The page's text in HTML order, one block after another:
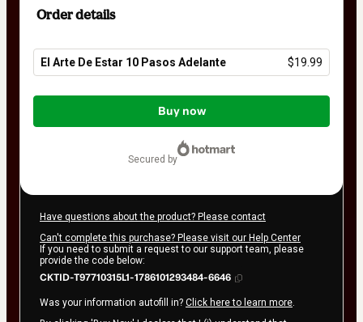
Order details
El Arte De Estar 10 Pasos Adelante $19.99
Total
$19.99
Buy now
secured by
Have questions about the product? Please contact
Can't complete this purchase? Please visit our Help Center
If you need to submit a request to our support team, please
provide the code below:
CKTID-T97710315L1-1786101293484-6646
Was your information autofill in? Click here to learn more.